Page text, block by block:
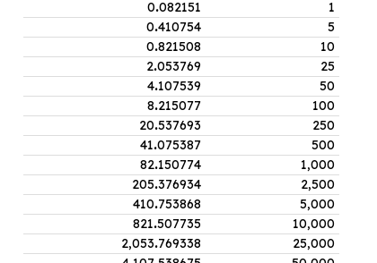
1
0.082151
5
0.410754
10
0.821508
25
2.053769
50
4.107539
100
8.215077
250
20.537693
500
41.075387
1,000
82.150774
2,500
205.376934
5,000
410.753868
10,000
821.507735
25,000
2,053.769338